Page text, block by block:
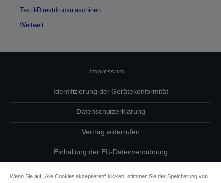
Textil-Direktdruckmaschinen
Weltweit
Impressum
Identifizierung der Gerätekonformität
Datenschutzerklärung
Vertrag widerrufen
Einhaltung der EU-Datenverordnung
Wenn Sie auf „Alle Cookies akzeptieren“ klicken, stimmen Sie der Speicherung von